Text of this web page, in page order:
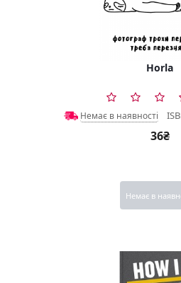
Horla
Немає в наявності
36₴
Немає в